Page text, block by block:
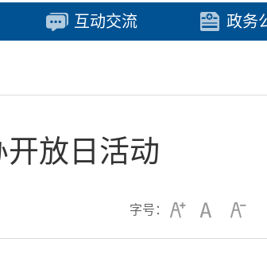
互动交流 政务
放日活动
字号：